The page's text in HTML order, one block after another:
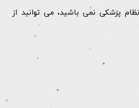
پزشکی نمی باشید، می توانید از